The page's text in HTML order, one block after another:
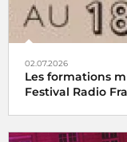
02.07.2026
Les formations
Festival Radio